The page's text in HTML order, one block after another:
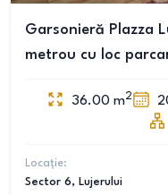
Garsonieră Plazza
metrou cu loc
36.00 m2
Locație:
Sector 6, Lujerului